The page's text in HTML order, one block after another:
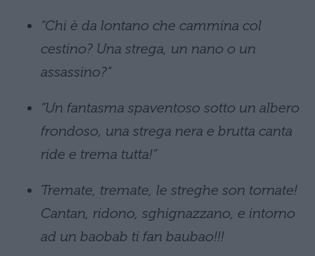
“Chi è da lontano che cammina col
cestino? Una strega, un nano o un
assassino?”
“Un fantasma spaventoso sotto un albero
frondoso, una strega nera e brutta canta
ride e trema tutta!”
Tremate, tremate, le streghe son tornate!
Cantan, ridono, sghignazzano, e intorno
ad un baobab ti fan baubao!!!